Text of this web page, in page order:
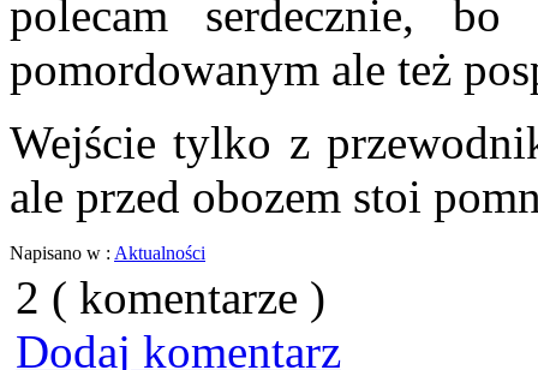
polecam serdecznie,
pomordowanym ale też
Wejście tylko z
ale przed obozem stoi
Napisano w : Aktualności
2 ( komentarze )
Dodaj komentarz